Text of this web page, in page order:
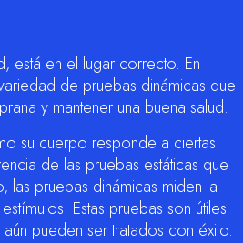
está en el lugar correcto. En
de pruebas dinámicas que
y mantener una buena salud.
su cuerpo responde a ciertas
de las pruebas estáticas que
las pruebas dinámicas miden la
Estas pruebas son útiles
pueden ser tratados con éxito.